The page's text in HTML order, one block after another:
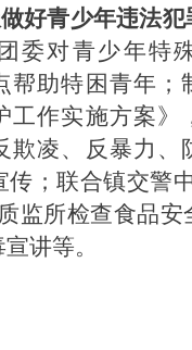
好青少年违法犯
委对青少年特
帮助特困青年；
工作实施方案》
欺凌、反暴力、
传；联合镇交警
监所检查食品安
讲等。